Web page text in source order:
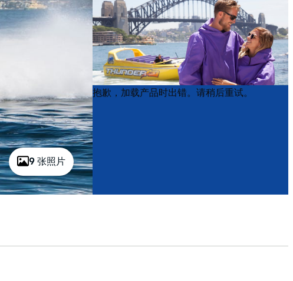
9 张照片
Product
List
Product
List
抱歉，加载产品时出错。请稍后重试。